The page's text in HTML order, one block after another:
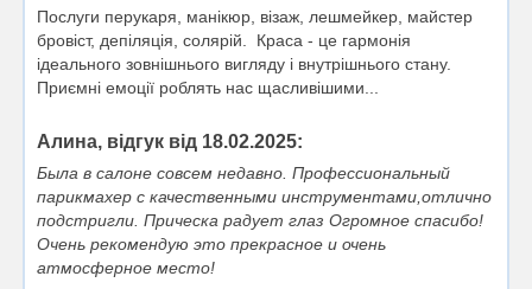
Послуги перукаря, манікюр, візаж, лешмейкер, майстер
бровіст, депіляція, солярій. Краса - це гармонія
ідеального зовнішнього вигляду і внутрішнього стану.
Приємні емоції роблять нас щасливішими...
Алина, відгук від 18.02.2025:
Была в салоне совсем недавно. Профессиональный
парикмахер с качественными инструментами,отлично
подстригли. Прическа радует глаз Огромное спасибо!
Очень рекомендую это прекрасное и очень
атмосферное место!